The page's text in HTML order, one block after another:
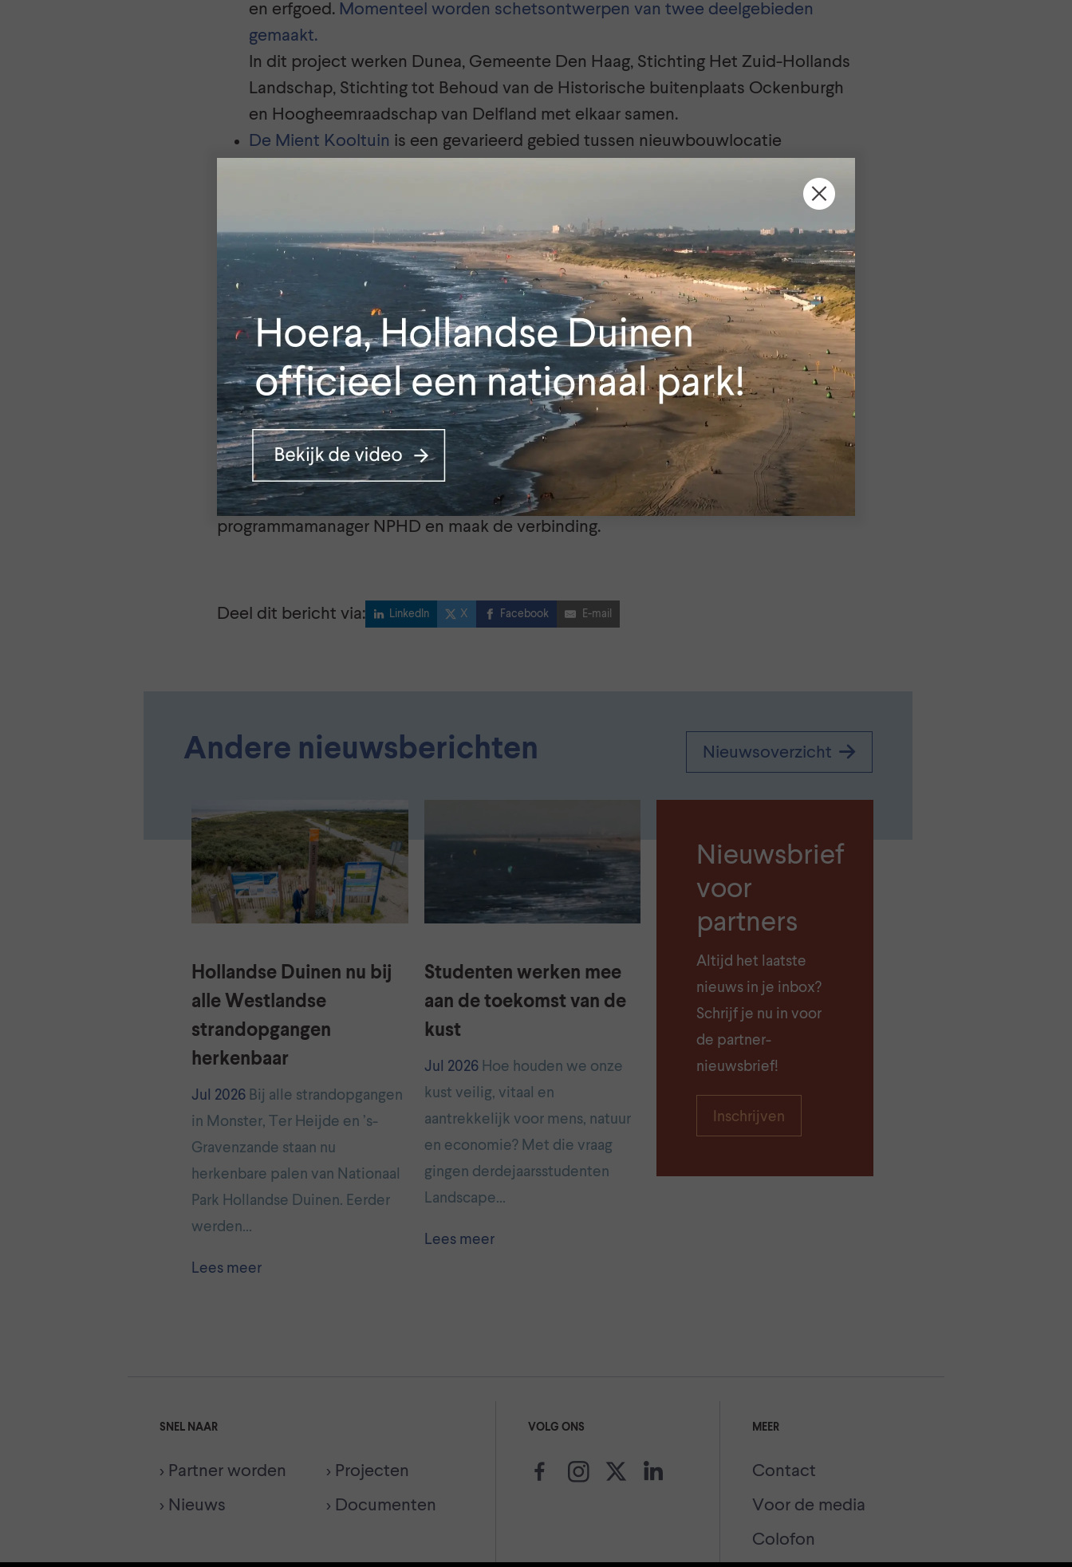
en erfgoed. Momenteel worden schetsontwerpen van twee deelgebieden
gemaakt.
In dit project werken Dunea, Gemeente Den Haag, Stichting Het Zuid-Hollands
Landschap, Stichting tot Behoud van de Historische buitenplaats Ockenburgh
en Hoogheemraadschap van Delfland met elkaar samen.
De Mient Kooltuin is een gevarieerd gebied tussen nieuwbouwlocatie
werken hier samen met provincie Zuid-Holland, Dunea, Hoogheemraadschap
van Rijnland en Staatsbosbeheer om de Mient Kooltuin te ontwikkelen tot een
aantrekkelijk recreatiegebied en groene buffer voor het kwetsbare duin- en
waterwingebied.
De groene zone bij Wassenaar, een mooi open agrarisch gebied met
recreatieve mogelijkheden, is een belangrijke verbinding tussen het duingebied
en het achterland. Dit gebied ontwikkelen Gemeente Wassenaar en Katwijk
samen met provincie Zuid-Holland, Dunea, Hoogheemraadschap van Rijnland
en Staatsbosbeheer als groene buffer tussen nieuwbouwlocatie Valkenhorst
en de dorpsrand van Wassenaar.
Zie jij ook kansen om de natuur in NPHD te verbeteren en overstijgt jouw idee de
grenzen van jouw gebied? Neem dan contact op met Soet Huijbregts
programmamanager NPHD en maak de verbinding.
Deel dit bericht via: LinkedIn X Facebook E-mail
Nieuwsoverzicht
Andere nieuwsberichten
Hollandse Duinen nu bij
alle Westlandse
strandopgangen
herkenbaar
Jul 2026 Bij alle strandopgangen
in Monster, Ter Heijde en ’s-
Gravenzande staan nu
herkenbare palen van Nationaal
Park Hollandse Duinen. Eerder
werden…
Lees meer
Studenten werken mee
aan de toekomst van de
kust
Jul 2026Hoe houden we onze
kust veilig, vitaal en
aantrekkelijk voor mens, natuur
en economie? Met die vraag
gingen derdejaarsstudenten
Landscape…
Lees meer
Nieuwsbrief
voor
partners
Altijd het laatste
nieuws in je inbox?
Schrijf je nu in voor
de partner-
nieuwsbrief!
Inschrijven
SNEL NAAR
> Partner worden
> Projecten
> Nieuws
> Documenten
VOLG ONS MEER
Contact
Voor de media
Colofon